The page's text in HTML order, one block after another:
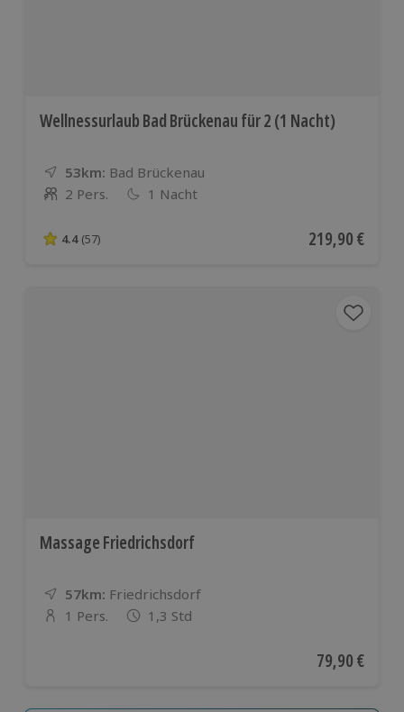
Wellnessurlaub Bad Brückenau für 2 (1 Nacht)
53km: Entfernung
Standort
Bad Brückenau
Anzahl der Teilnehmer
2 Pers. 1 Nacht
4.4 von 5 Sternen basierend auf 57 Bewertungen
4.4 (57) Aktueller Preis
219,90 €
Massage Friedrichsdorf
57km: Entfernung
Standort
Friedrichsdorf
Anzahl der Teilnehmer
1 Pers. 1,3 Std
Aktueller
79,90 €